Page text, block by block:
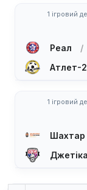
1 ігровий
Реал
Атлет-2
1 ігровий
Шахтар
Джетіка